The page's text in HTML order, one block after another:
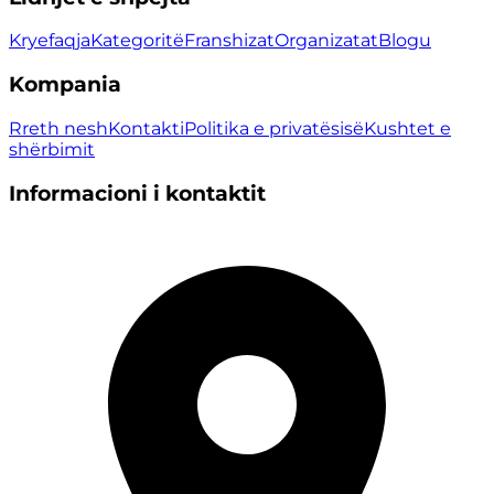
KryefaqjaKategoritëFranshizatOrganizatatBlogu
Kompania
Rreth neshKontaktiPolitika e privatësisëKushtet e
shërbimit
Informacioni i kontaktit